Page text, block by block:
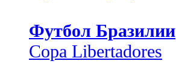
Футбол Бразилии
Copa Libertadores